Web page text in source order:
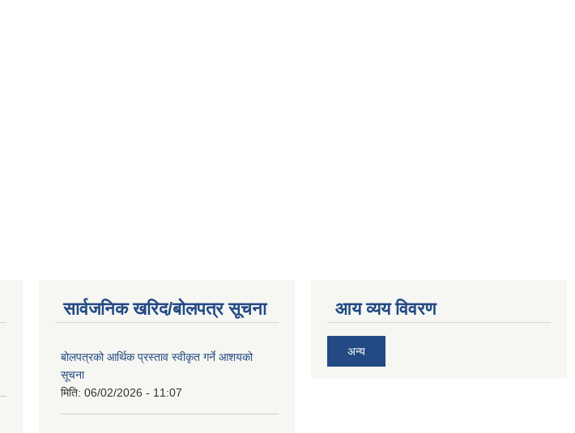
सार्वजनिक खरिद/बोलपत्र सूचना
बोलपत्रको आर्थिक प्रस्ताव स्वीकृत गर्ने आशयको
सूचना
मिति: 06/02/2026 - 11:07
आय व्यय विवरण
अन्य